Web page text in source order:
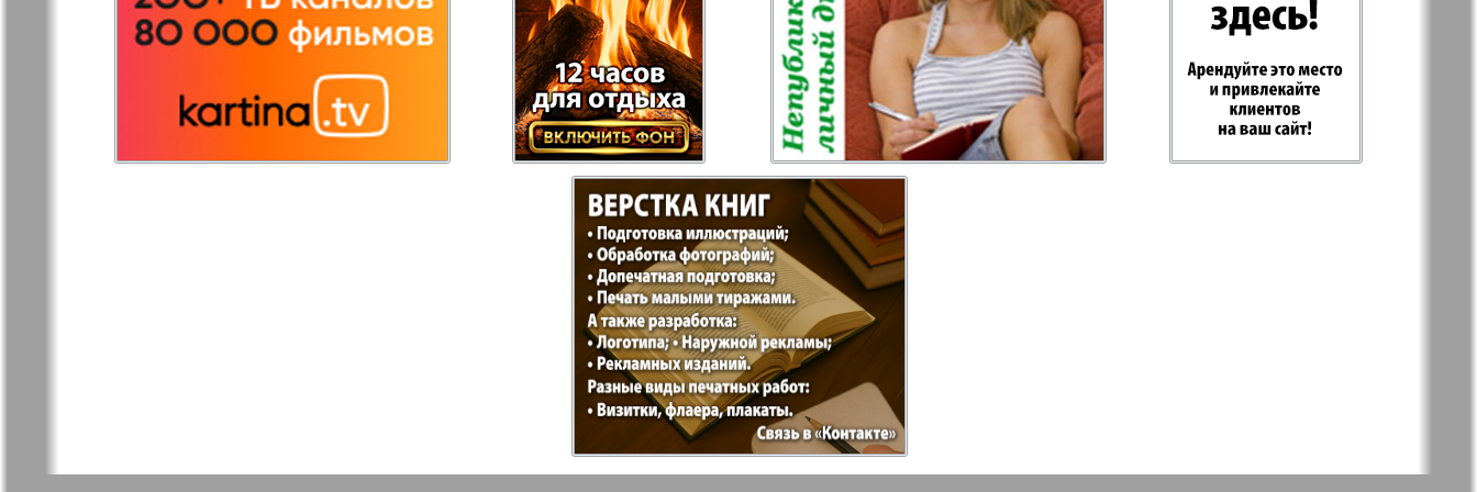
Редакция
Германия
Рейнская газета Рецепты здоровья Heimat-Родина Рубеж
Русская Газета Русская Мысль
Русский Баден-
Вюртемберг
Рыбалка Plus RusHaus
Семейная газета Слово и дело
Торговый Центр
У нас в Гамбурге